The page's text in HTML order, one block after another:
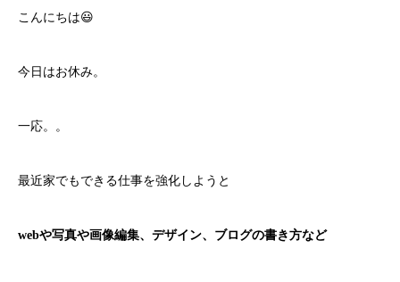
こんにちは😃
今日はお休み。
一応。。
最近家でもできる仕事を強化しようと
webや写真や画像編集、デザイン、ブログの書き方など